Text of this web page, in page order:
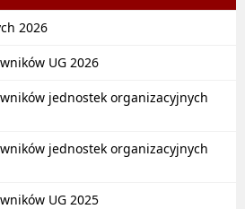
2026
UG 2026
jednostek organizacyjnych
jednostek organizacyjnych
UG 2025